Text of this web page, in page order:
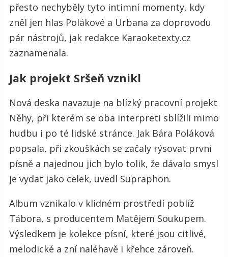
přesto nechyběly tyto intimní momenty, kdy
zněl jen hlas Polákové a Urbana za doprovodu
pár nástrojů, jak redakce Karaoketexty.cz
zaznamenala.
Jak projekt Sršeň vznikl
Nová deska navazuje na blízký pracovní projekt
Něhy, při kterém se oba interpreti sblížili mimo
hudbu i po té lidské stránce. Jak Bára Poláková
popsala, při zkouškách se začaly rýsovat první
písně a najednou jich bylo tolik, že dávalo smysl
je vydat jako celek, uvedl Supraphon.
Album vznikalo v klidném prostředí poblíž
Tábora, s producentem Matějem Soukupem.
Výsledkem je kolekce písní, které jsou citlivé,
melodické a zní naléhavě i křehce zároveň.